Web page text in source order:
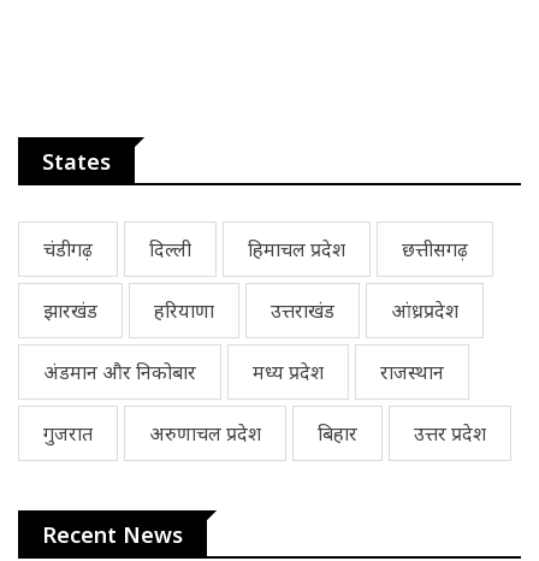
States
चंडीगढ़ दिल्ली हिमाचल प्रदेश छत्तीसगढ़
झारखंड हरियाणा उत्तराखंड आंध्रप्रदेश
अंडमान और निकोबार मध्य प्रदेश राजस्थान
गुजरात अरुणाचल प्रदेश बिहार उत्तर प्रदेश
Recent News